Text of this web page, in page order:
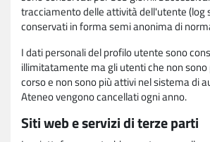
tracciamento delle attività dell'utente (log
conservati in forma semi anonima di
I dati personali del profilo utente sono
illimitatamente ma gli utenti che non
corso e non sono più attivi nel sistema di
Ateneo vengono cancellati ogni anno.
Siti web e servizi di terze parti